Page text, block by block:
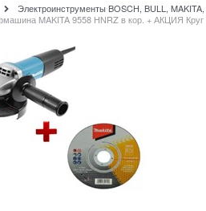
Электроинструменты BOSCH, BULL,
MAKITA 9558 HNRZ в кор. + АКЦИЯ